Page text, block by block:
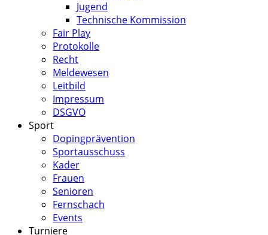
Jugend
Technische Kommission
Fair Play
Protokolle
Recht
Meldewesen
Leitbild
Impressum
DSGVO
Sport
Dopingprävention
Sportausschuss
Kader
Frauen
Senioren
Fernschach
Events
Turniere